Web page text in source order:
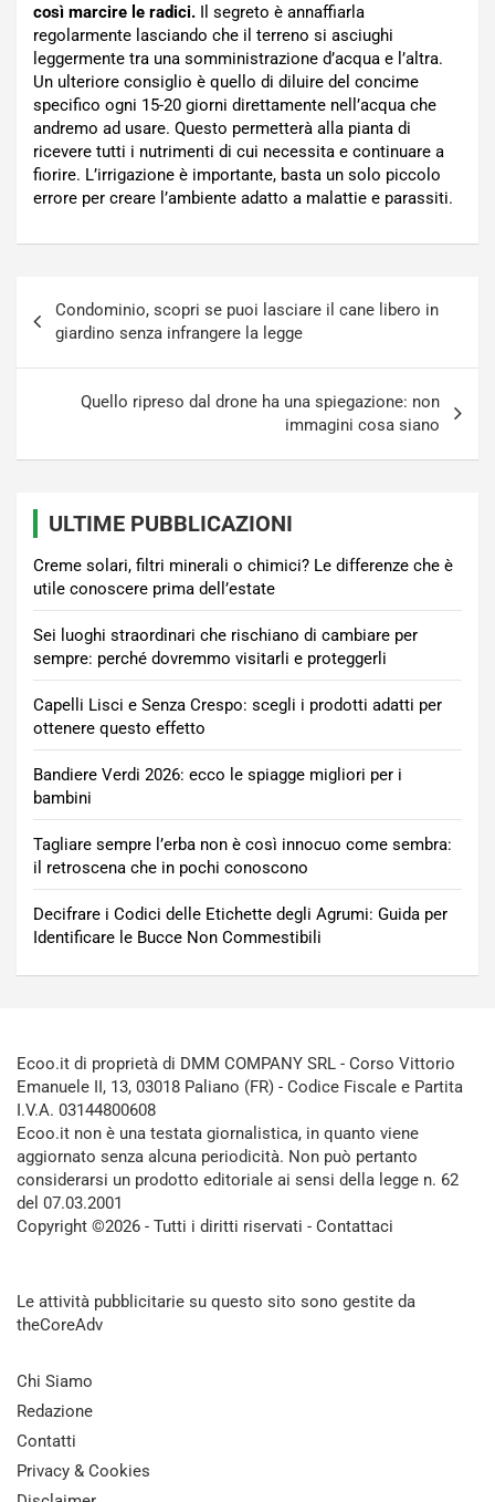
così marcire le radici. Il segreto è annaffiarla
regolarmente lasciando che il terreno si asciughi
leggermente tra una somministrazione d’acqua e l’altra.
Un ulteriore consiglio è quello di diluire del concime
specifico ogni 15-20 giorni direttamente nell’acqua che
andremo ad usare. Questo permetterà alla pianta di
ricevere tutti i nutrimenti di cui necessita e continuare a
fiorire. L’irrigazione è importante, basta un solo piccolo
errore per creare l’ambiente adatto a malattie e parassiti.
articoli
Condominio, scopri se puoi lasciare il cane libero in
giardino senza infrangere la legge
Quello ripreso dal drone ha una spiegazione: non
immagini cosa siano
ULTIME PUBBLICAZIONI
Creme solari, filtri minerali o chimici? Le differenze che è
utile conoscere prima dell’estate
Sei luoghi straordinari che rischiano di cambiare per
sempre: perché dovremmo visitarli e proteggerli
Capelli Lisci e Senza Crespo: scegli i prodotti adatti per
ottenere questo effetto
Bandiere Verdi 2026: ecco le spiagge migliori per i
bambini
Tagliare sempre l’erba non è così innocuo come sembra:
il retroscena che in pochi conoscono
Decifrare i Codici delle Etichette degli Agrumi: Guida per
Identificare le Bucce Non Commestibili
Ecoo.it di proprietà di DMM COMPANY SRL - Corso Vittorio
Emanuele II, 13, 03018 Paliano (FR) - Codice Fiscale e Partita
I.V.A. 03144800608
Ecoo.it non è una testata giornalistica, in quanto viene
aggiornato senza alcuna periodicità. Non può pertanto
considerarsi un prodotto editoriale ai sensi della legge n. 62
del 07.03.2001
Copyright ©2026 - Tutti i diritti riservati - Contattaci
Le attività pubblicitarie su questo sito sono gestite da
theCoreAdv
Chi Siamo
Redazione
Contatti
Privacy & Cookies